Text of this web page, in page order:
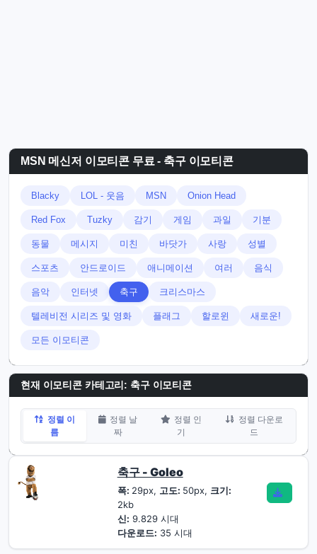
MSN 메신저 이모티콘 무료 - 축구 이모티콘
Blacky LOL - 웃음 MSN Onion Head
Red Fox Tuzky 감기 게임 과일 기분
동물 메시지 미친 바닷가 사랑 성별
스포츠 안드로이드 애니메이션 여러 음식
음악 인터넷 축구 크리스마스
텔레비전 시리즈 및 영화 플래그 할로윈 새로운!
모든 이모티콘
현재 이모티콘 카테고리: 축구 이모티콘
정렬 이
름
정렬 날
짜
정렬 인
기
정렬 다운로
드
축구 - Goleo
폭: 29px, 고도: 50px, 크기:
2kb
신: 9.829 시대
다운로드: 35 시대